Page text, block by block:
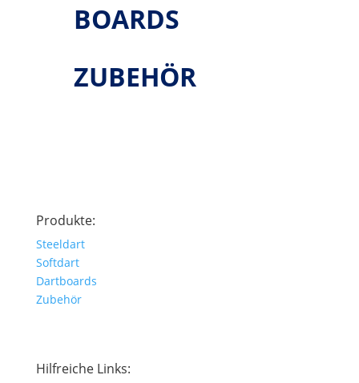
BOARDS
ZUBEHÖR
Produkte:
Steeldart
Softdart
Dartboards
Zubehör
Hilfreiche Links: